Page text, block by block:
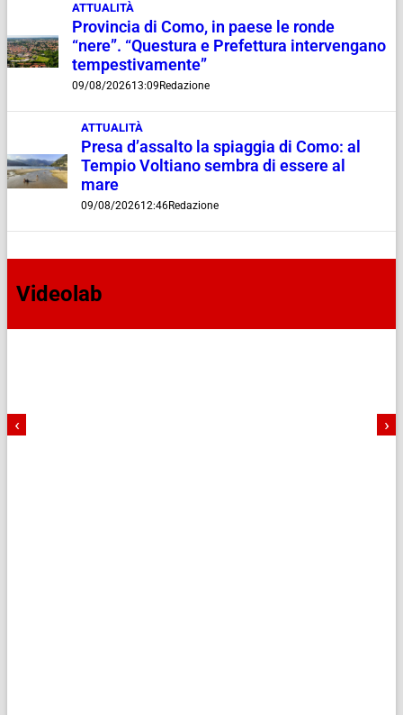
ATTUALITÀ
Provincia di Como, in paese le ronde
“nere”. “Questura e Prefettura intervengano
tempestivamente”
09/08/202613:09 Redazione
ATTUALITÀ
Presa d’assalto la spiaggia di Como: al
Tempio Voltiano sembra di essere al
mare
09/08/202612:46Redazione
Videolab
‹ ›